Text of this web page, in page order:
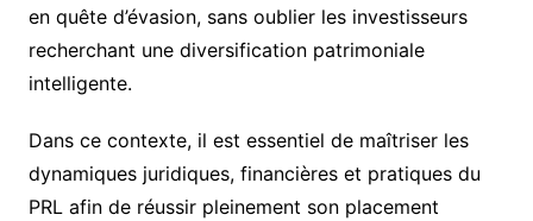
en quête d’évasion, sans oublier les investisseurs
recherchant une diversification patrimoniale
intelligente.
Dans ce contexte, il est essentiel de maîtriser les
dynamiques juridiques, financières et pratiques du
PRL afin de réussir pleinement son placement